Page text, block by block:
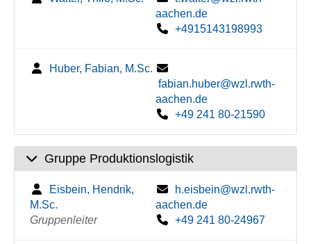
aachen.de
+4915143198993
Huber, Fabian, M.Sc.
fabian.huber@wzl.rwth-
aachen.de
+49 241 80-21590
Gruppe Produktionslogistik
Eisbein, Hendrik,
M.Sc.
Gruppenleiter
h.eisbein@wzl.rwth-
aachen.de
+49 241 80-24967